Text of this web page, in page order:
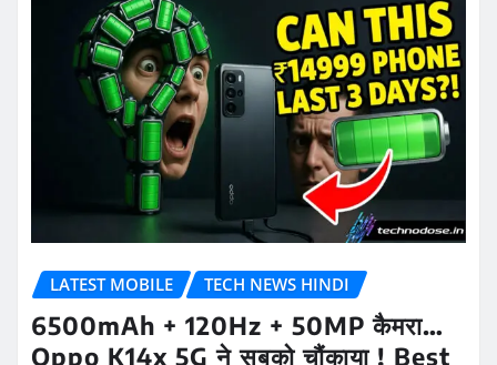
LATEST MOBILE TECH NEWS HINDI
6500mAh + 120Hz + 50MP कैमरा…
Oppo K14x 5G ने सबको चौंकाया ! Best